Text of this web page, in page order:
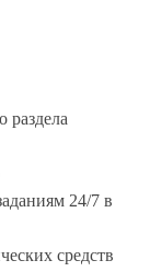
раздела
24/7 в
средств